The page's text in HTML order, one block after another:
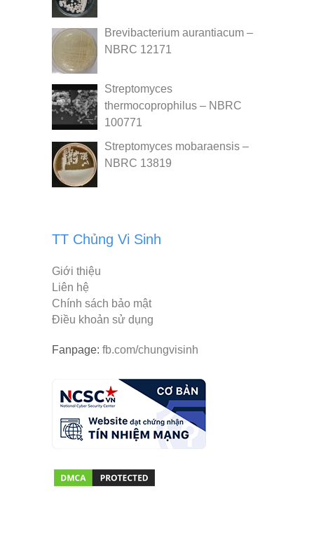
Brevibacterium aurantiacum –
NBRC 12171
Streptomyces
thermocoprophilus – NBRC
100771
Streptomyces mobaraensis –
NBRC 13819
TT Chủng Vi Sinh
Giới thiệu
Liên hệ
Chính sách bảo mật
Điều khoản sử dụng
Fanpage: fb.com/chungvisinh